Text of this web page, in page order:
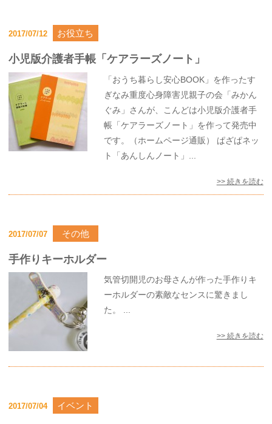
2017/07/12 お役立ち
小児版介護者手帳「ケアラーズノート」
「おうち暮らし安心BOOK」を作ったす
ぎなみ重度心身障害児親子の会「みかん
ぐみ」さんが、こんどは小児版介護者手
帳「ケアラーズノート」を作って発売中
です。（ホームページ通販） ぱざぱネッ
ト「あんしんノート」...
>> 続きを読む
2017/07/07 その他
手作りキーホルダー
気管切開児のお母さんが作った手作りキ
ーホルダーの素敵なセンスに驚きまし
た。 ...
>> 続きを読む
2017/07/04 イベント